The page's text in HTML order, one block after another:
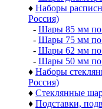
♦ Наборы
Россия)
- Шары 85 мм по
- Шары 75 мм по
- Шары 62 мм по
- Шары 50 мм по
♦ Наборы
Россия)
♦ Стеклянные
♦ Подставки,